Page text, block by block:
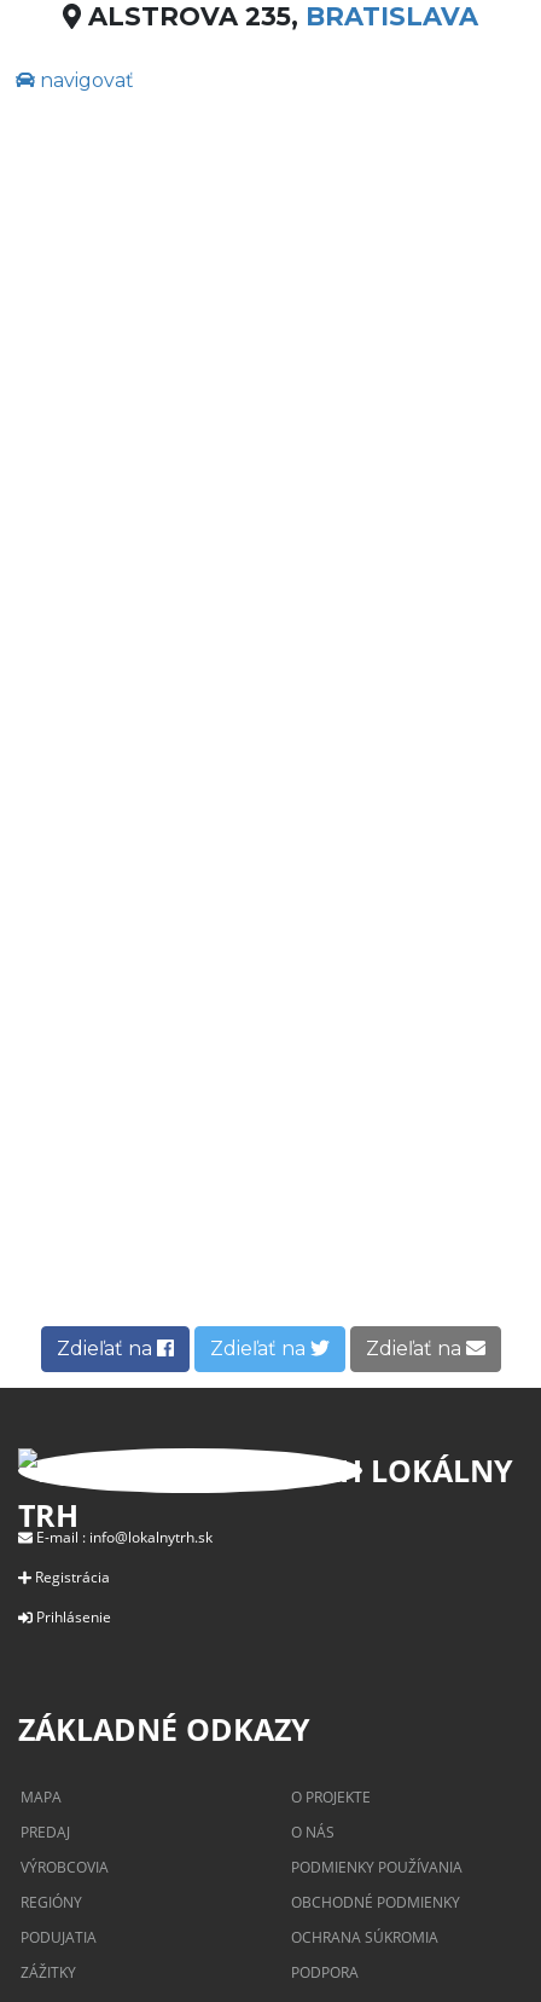
ALSTROVA 235, BRATISLAVA
navigovať
Zdieľať na Zdieľať na Zdieľať na
LOKÁLNY
TRH
E-mail : info@lokalnytrh.sk
Registrácia
Prihlásenie
ZÁKLADNÉ ODKAZY
MAPA
PREDAJ
VÝROBCOVIA
REGIÓNY
PODUJATIA
ZÁŽITKY
O PROJEKTE
O NÁS
PODMIENKY POUŽÍVANIA
OBCHODNÉ PODMIENKY
OCHRANA SÚKROMIA
PODPORA